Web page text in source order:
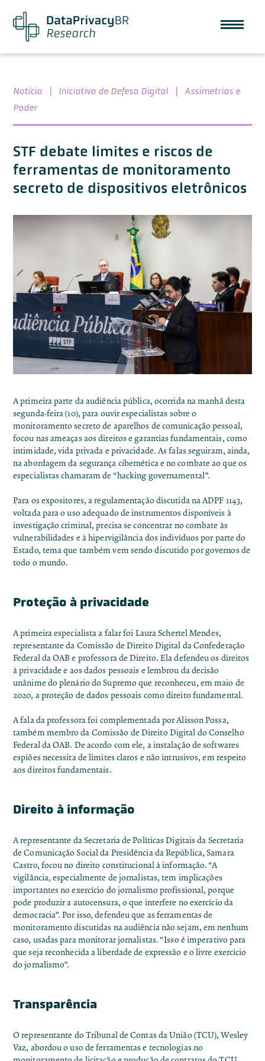
Notícia | Iniciativa de Defesa Digital |
Assimetrias e
Poder
STF debate limites e riscos de
ferramentas de monitoramento
secreto de dispositivos eletrônicos
A primeira parte da audiência pública, ocorrida na manhã desta
segunda-feira (10), para ouvir especialistas sobre o
monitoramento secreto de aparelhos de comunicação pessoal,
focou nas ameaças aos direitos e garantias fundamentais, como
intimidade, vida privada e privacidade. As falas seguiram, ainda,
na abordagem da segurança cibernética e no combate ao que os
especialistas chamaram de “hacking governamental”.
Para os expositores, a regulamentação discutida na ADPF 1143,
voltada para o uso adequado de instrumentos disponíveis à
investigação criminal, precisa se concentrar no combate às
vulnerabilidades e à hipervigilância dos indivíduos por parte do
Estado, tema que também vem sendo discutido por governos de
todo o mundo.
Proteção à privacidade
A primeira especialista a falar foi Laura Schertel Mendes,
representante da Comissão de Direito Digital da Confederação
Federal da OAB e professora de Direito. Ela defendeu os direitos
à privacidade e aos dados pessoais e lembrou da decisão
unânime do plenário do Supremo que reconheceu, em maio de
2020, a proteção de dados pessoais como direito fundamental.
A fala da professora foi complementada por Alisson Possa,
também membro da Comissão de Direito Digital do Conselho
Federal da OAB. De acordo com ele, a instalação de softwares
espiões necessita de limites claros e não intrusivos, em respeito
aos direitos fundamentais.
Direito à informação
A representante da Secretaria de Políticas Digitais da Secretaria
de Comunicação Social da Presidência da República, Samara
Castro, focou no direito constitucional à informação. “A
vigilância, especialmente de jornalistas, tem implicações
importantes no exercício do jornalismo profissional, porque
pode produzir a autocensura, o que interfere no exercício da
democracia”. Por isso, defendeu que as ferramentas de
monitoramento discutidas na audiência não sejam, em nenhum
caso, usadas para monitorar jornalistas. “Isso é imperativo para
que seja reconhecida a liberdade de expressão e o livre exercício
do jornalismo”.
Transparência
O representante do Tribunal de Contas da União (TCU), Wesley
Vaz, abordou o uso de ferramentas e tecnologias no